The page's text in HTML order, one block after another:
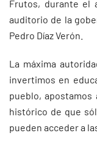
Frutos, durante el
auditorio de la
Pedro Díaz Verón.
La máxima
invertimos en
pueblo,
histórico de que
pueden acceder a